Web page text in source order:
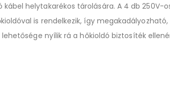
helytakarékos tárolására. A 4 db 250V-
is rendelkezik, így megakadályozható,
nyílik rá a hőkioldó biztosíték